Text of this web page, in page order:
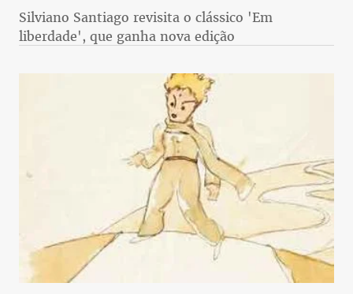
Silviano Santiago revisita o clássico 'Em
liberdade', que ganha nova edição